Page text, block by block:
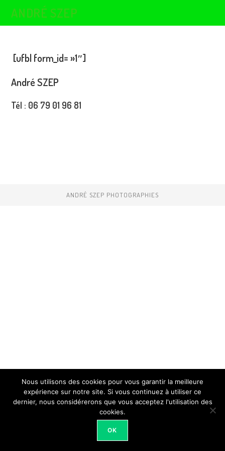
ANDRÉ SZEP
[ufbl form_id= »1″]
André SZEP
Tél : 06 79 01 96 81
ANDRÉ SZEP PHOTOGRAPHIES
Nous utilisons des cookies pour vous garantir la meilleure
expérience sur notre site. Si vous continuez à utiliser ce
dernier, nous considérerons que vous acceptez l'utilisation des
cookies.
OK